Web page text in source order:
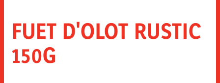
FUET D'OLOT RUSTIC
150G